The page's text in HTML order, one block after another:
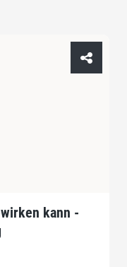
kann -